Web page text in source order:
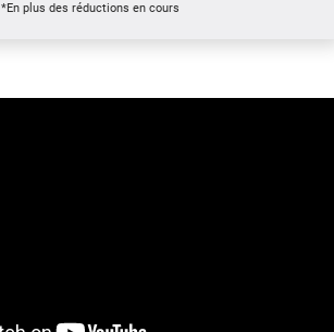
*En plus des réductions en cours